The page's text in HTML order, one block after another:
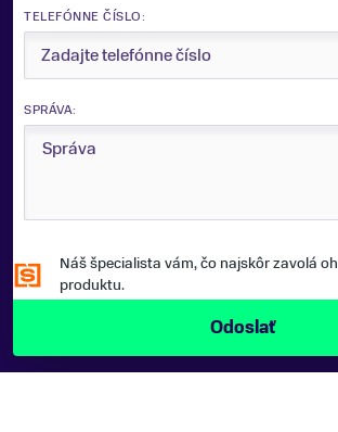
TELEFÓNNE ČÍSLO:
SPRÁVA:
Náš špecialista vám, čo najskôr zavolá
produktu.